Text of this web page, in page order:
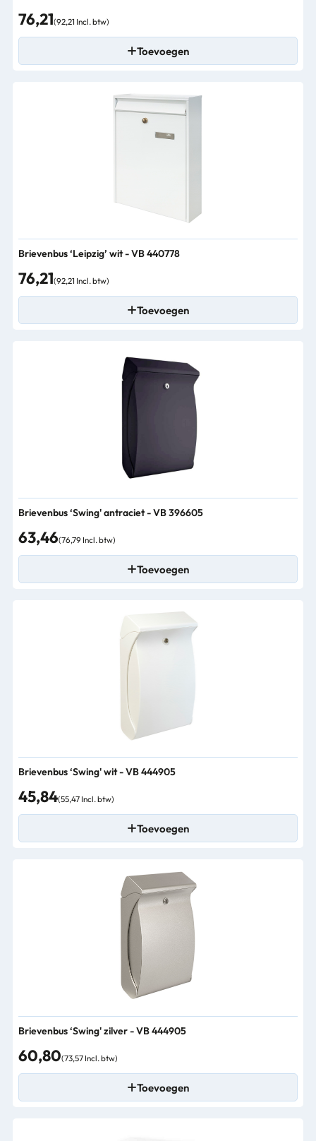
76,21(92,21 Incl. btw)
Toevoegen
Brievenbus ‘Leipzig’ wit - VB 440778
76,21(92,21 Incl. btw)
Toevoegen
Brievenbus ‘Swing' antraciet - VB 396605
63,46(76,79 Incl. btw)
Toevoegen
Brievenbus ‘Swing' wit - VB 444905
45,84(55,47 Incl. btw)
Toevoegen
Brievenbus ‘Swing' zilver - VB 444905
60,80(73,57 Incl. btw)
Toevoegen